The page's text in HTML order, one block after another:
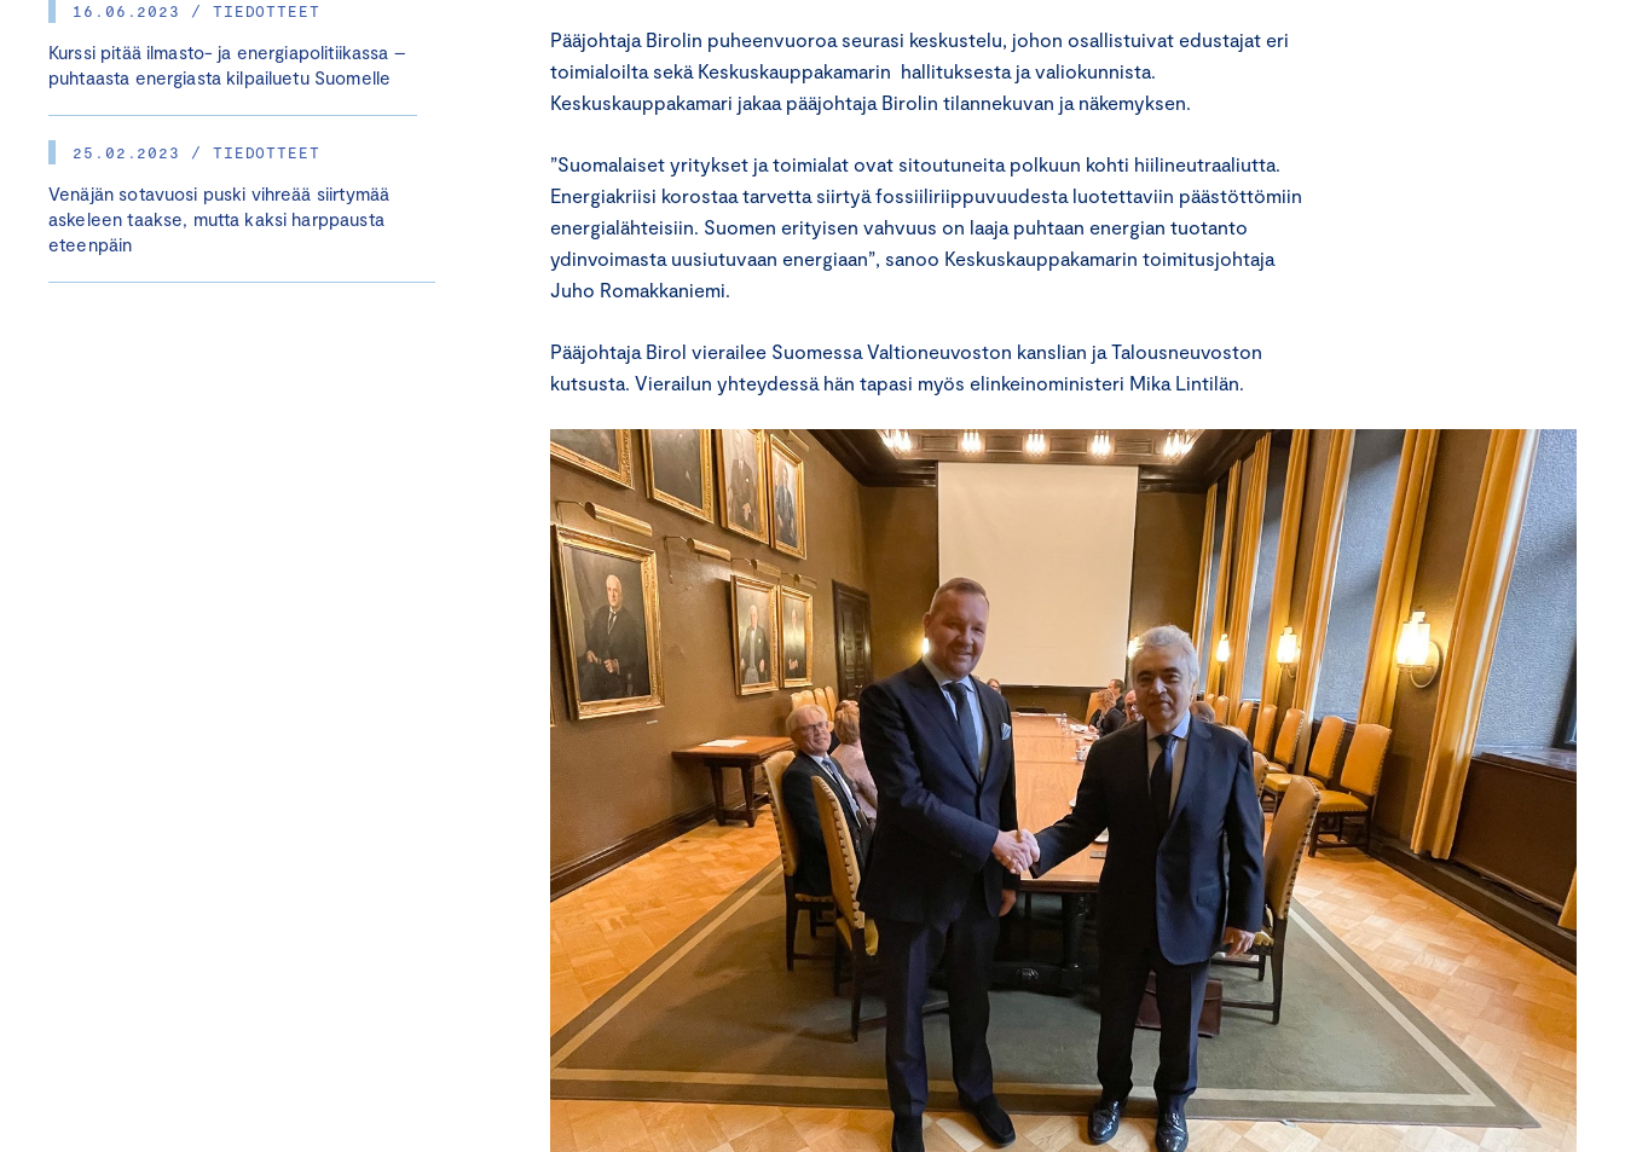
16.06.2023 / TIEDOTTEET
Kurssi pitää ilmasto- ja energiapolitiikassa –
puhtaasta energiasta kilpailuetu Suomelle
25.02.2023 / TIEDOTTEET
Venäjän sotavuosi puski vihreää siirtymää
askeleen taakse, mutta kaksi harppausta
eteenpäin
Pääjohtaja Birolin puheenvuoroa seurasi keskustelu, johon osallistuivat edustajat eri
toimialoilta sekä Keskuskauppakamarin hallituksesta ja valiokunnista.
Keskuskauppakamari jakaa pääjohtaja Birolin tilannekuvan ja näkemyksen.
”Suomalaiset yritykset ja toimialat ovat sitoutuneita polkuun kohti hiilineutraaliutta.
Energiakriisi korostaa tarvetta siirtyä fossiiliriippuvuudesta luotettaviin päästöttömiin
energialähteisiin. Suomen erityisen vahvuus on laaja puhtaan energian tuotanto
ydinvoimasta uusiutuvaan energiaan”, sanoo Keskuskauppakamarin toimitusjohtaja
Juho Romakkaniemi.
Pääjohtaja Birol vierailee Suomessa Valtioneuvoston kanslian ja Talousneuvoston
kutsusta. Vierailun yhteydessä hän tapasi myös elinkeinoministeri Mika Lintilän.